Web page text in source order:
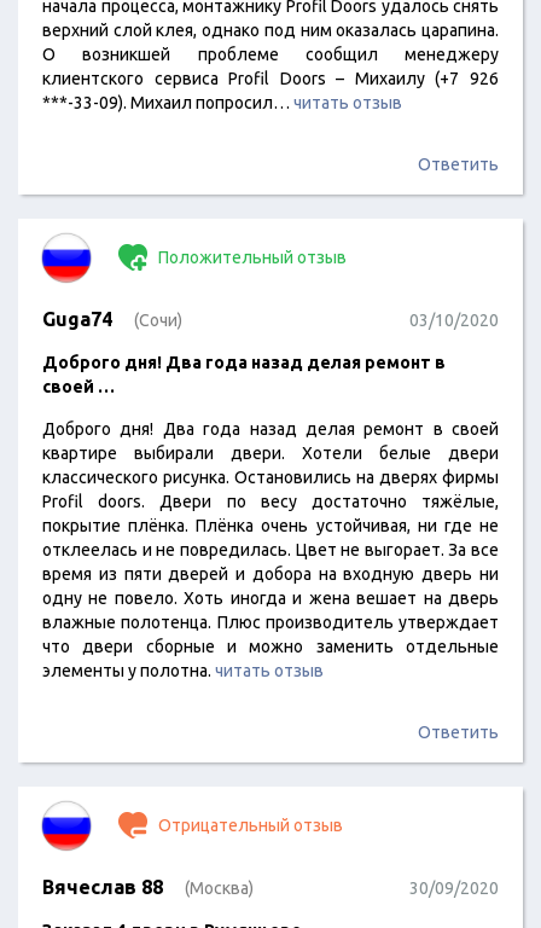
начала процесса, монтажнику Profil Doors удалось снять
верхний слой клея, однако под ним оказалась царапина.
О возникшей проблеме сообщил менеджеру
клиентского сервиса Profil Doors – Михаилу (+7 926
***-33-09). Михаил попросил… читать отзыв
Ответить
Положительный отзыв
Guga74 (Сочи) 03/10/2020
Доброго дня! Два года назад делая ремонт в
своей …
Доброго дня! Два года назад делая ремонт в своей
квартире выбирали двери. Хотели белые двери
классического рисунка. Остановились на дверях фирмы
Profil doors. Двери по весу достаточно тяжёлые,
покрытие плёнка. Плёнка очень устойчивая, ни где не
отклеелась и не повредилась. Цвет не выгорает. За все
время из пяти дверей и добора на входную дверь ни
одну не повело. Хоть иногда и жена вешает на дверь
влажные полотенца. Плюс производитель утверждает
что двери сборные и можно заменить отдельные
элементы у полотна. читать отзыв
Ответить
Отрицательный отзыв
Вячеслав 88 (Москва) 30/09/2020